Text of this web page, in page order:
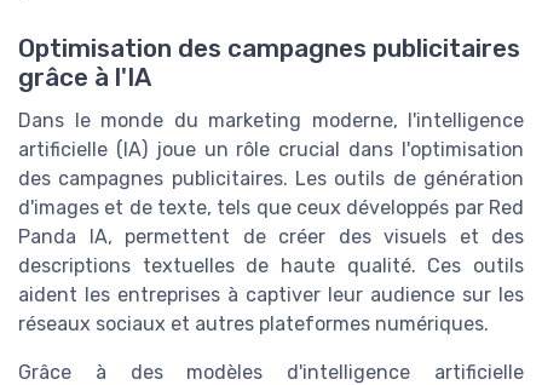
Optimisation des campagnes publicitaires
grâce à l'IA
Dans le monde du marketing moderne, l'intelligence
artificielle (IA) joue un rôle crucial dans l'optimisation
des campagnes publicitaires. Les outils de génération
d'images et de texte, tels que ceux développés par Red
Panda IA, permettent de créer des visuels et des
descriptions textuelles de haute qualité. Ces outils
aident les entreprises à captiver leur audience sur les
réseaux sociaux et autres plateformes numériques.
Grâce à des modèles d'intelligence artificielle